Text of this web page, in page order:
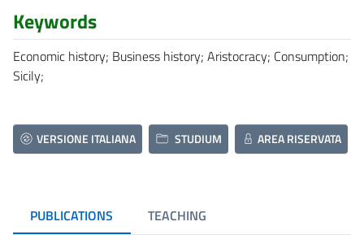
Keywords
Economic history; Business history; Aristocracy; Consumption;
Sicily;
VERSIONE ITALIANA STUDIUM AREA RISERVATA
PUBLICATIONS TEACHING